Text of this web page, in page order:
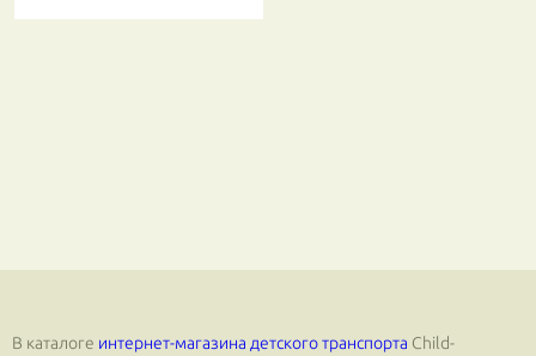
В каталоге интернет-магазина детского транспорта Сhild-